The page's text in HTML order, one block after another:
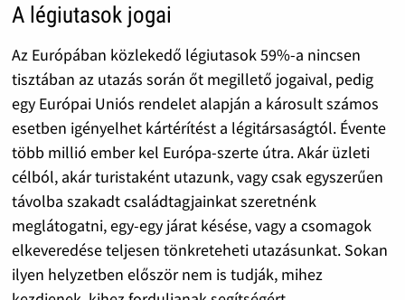
A légiutasok jogai
Az Európában közlekedő légiutasok 59%-a nincsen
tisztában az utazás során őt megillető jogaival, pedig
egy Európai Uniós rendelet alapján a károsult számos
esetben igényelhet kártérítést a légitársaságtól. Évente
több millió ember kel Európa-szerte útra. Akár üzleti
célból, akár turistaként utazunk, vagy csak egyszerűen
távolba szakadt családtagjainkat szeretnénk
meglátogatni, egy-egy járat késése, vagy a csomagok
elkeveredése teljesen tönkreteheti utazásunkat. Sokan
ilyen helyzetben először nem is tudják, mihez